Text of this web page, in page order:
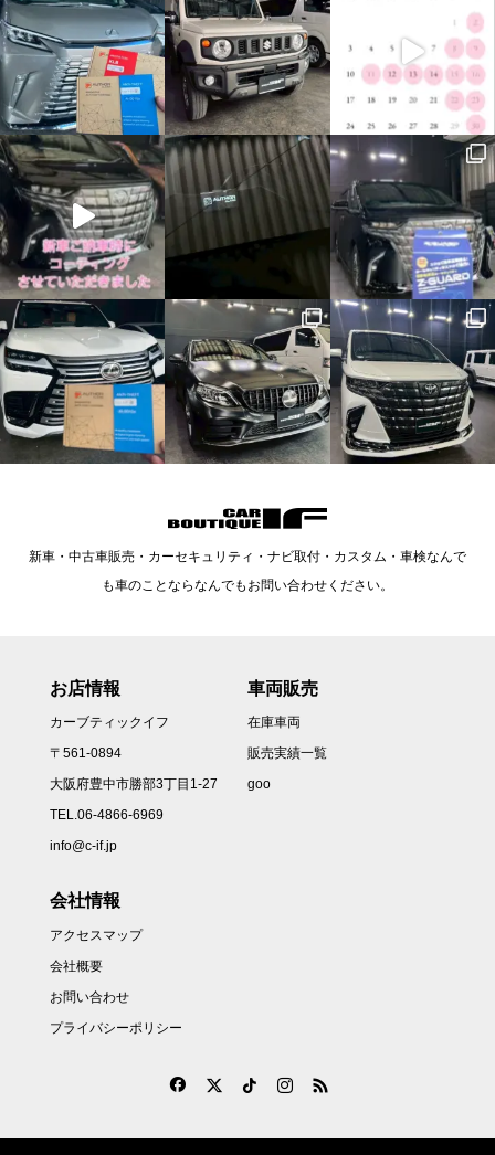
新車・中古車販売・カーセキュリティ・ナビ取付・カスタム・車検なんで
も車のことならなんでもお問い合わせください。
お店情報
カーブティックイフ
〒561-0894
大阪府豊中市勝部3丁目1-27
TEL.06-4866-6969
info@c-if.jp
車両販売
在庫車両
販売実績一覧
goo
会社情報
アクセスマップ
会社概要
お問い合わせ
プライバシーポリシー